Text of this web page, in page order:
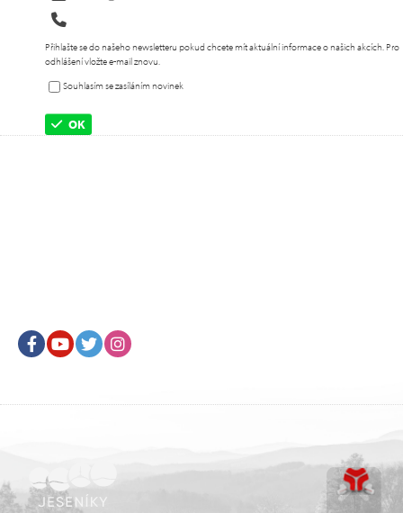
Přihlašte se do našeho newsletteru pokud chcete mít aktuální informace o našich akcích. Pro
odhlášení vložte e-mail znovu.
Souhlasím se zasíláním novinek
OK
FacebookYoutubeTwitter